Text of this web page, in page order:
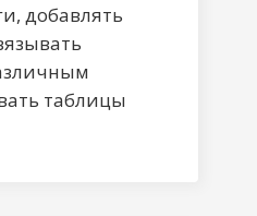
добавлять
таблицы